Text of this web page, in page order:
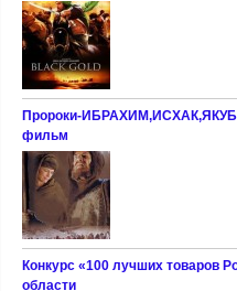
Пророки-
фильм
Конкурс «100 лучших товаров
области